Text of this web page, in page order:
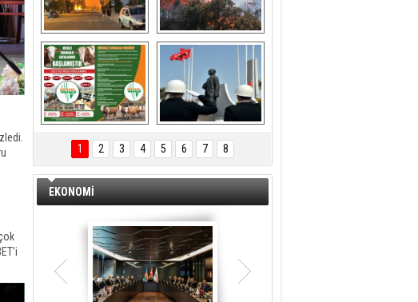
Aliağa ‘da  otluk
alanda çıkan
yangın evlere
sıçramadan
söndürüldü
Aliağa'nın Ciğerleri
ÖNAL TARIM
TANITIM FİLMİ
Aliağa'da Polis
Haftası Kutlandı
1 2 3 4 5 6 7 8
EKONOMİ